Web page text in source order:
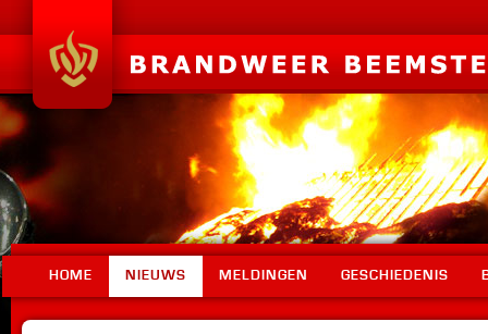
HOME NIEUWS MELDINGEN GESCHIEDENIS